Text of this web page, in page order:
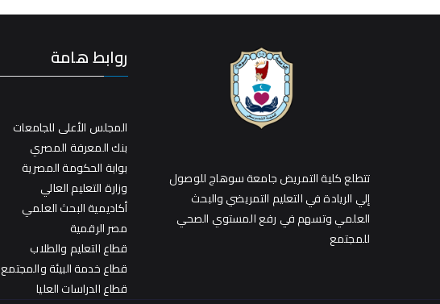
تتطلع كلية التمريض جامعة سوهاج للوصول
إلي الريادة في التعليم التمريضي والبحث
العلمي وتسهم في رفع المستوي الصحي
للمجتمع
روابط هامة
المجلس الأعلى للجامعات
بنك المعرفة المصري
بوابة الحكومة المصرية
وزارة التعليم العالي
أكاديمية البحث العلمي
مصر الرقمية
قطاع التعليم والطلاب
قطاع خدمة البيئة والمجتمع
قطاع الدراسات العليا